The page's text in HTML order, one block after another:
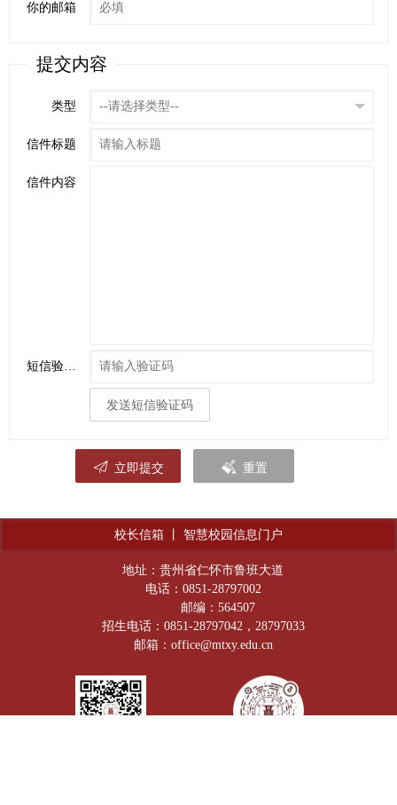
你的邮箱
提交内容
类型
信件标题
信件内容
短信验证码
发送短信验证码
立即提交 重置
校长信箱 智慧校园信息门户
地址：贵州省仁怀市鲁班大道
电话：0851-28797002
邮编：564507
招生电话：0851-28797042，28797033
邮箱：office@mtxy.edu.cn